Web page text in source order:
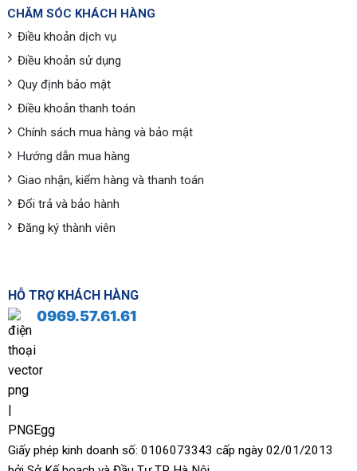
CHĂM SÓC KHÁCH HÀNG
Điều khoản dịch vụ
Điều khoản sử dụng
Quy định bảo mật
Điều khoản thanh toán
Chính sách mua hàng và bảo mật
Hướng dẫn mua hàng
Giao nhận, kiểm hàng và thanh toán
Đổi trả và bảo hành
Đăng ký thành viên
HỖ TRỢ KHÁCH HÀNG
0969.57.61.61
Giấy phép kinh doanh số: 0106073343 cấp ngày 02/01/2013